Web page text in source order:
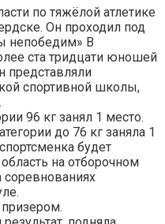
по тяжёлой атлетике
Он проходил под
непобедим» В
ста тридцати юношей
представляли
спортивной школы,
96 кг занял 1 место.
до 76 кг заняла 1
будет
на отборочном
соревнованиях